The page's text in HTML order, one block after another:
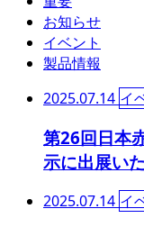
お知らせ
イベント
製品情報
2025.07.14 イ
第26回日本
示に出展い
2025.07.14 イ